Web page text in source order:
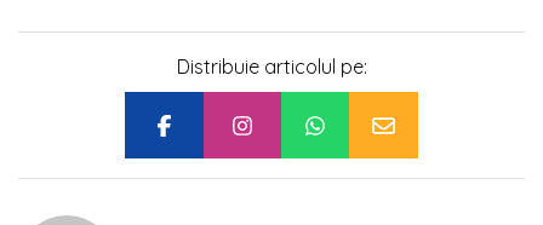
Distribuie articolul pe: